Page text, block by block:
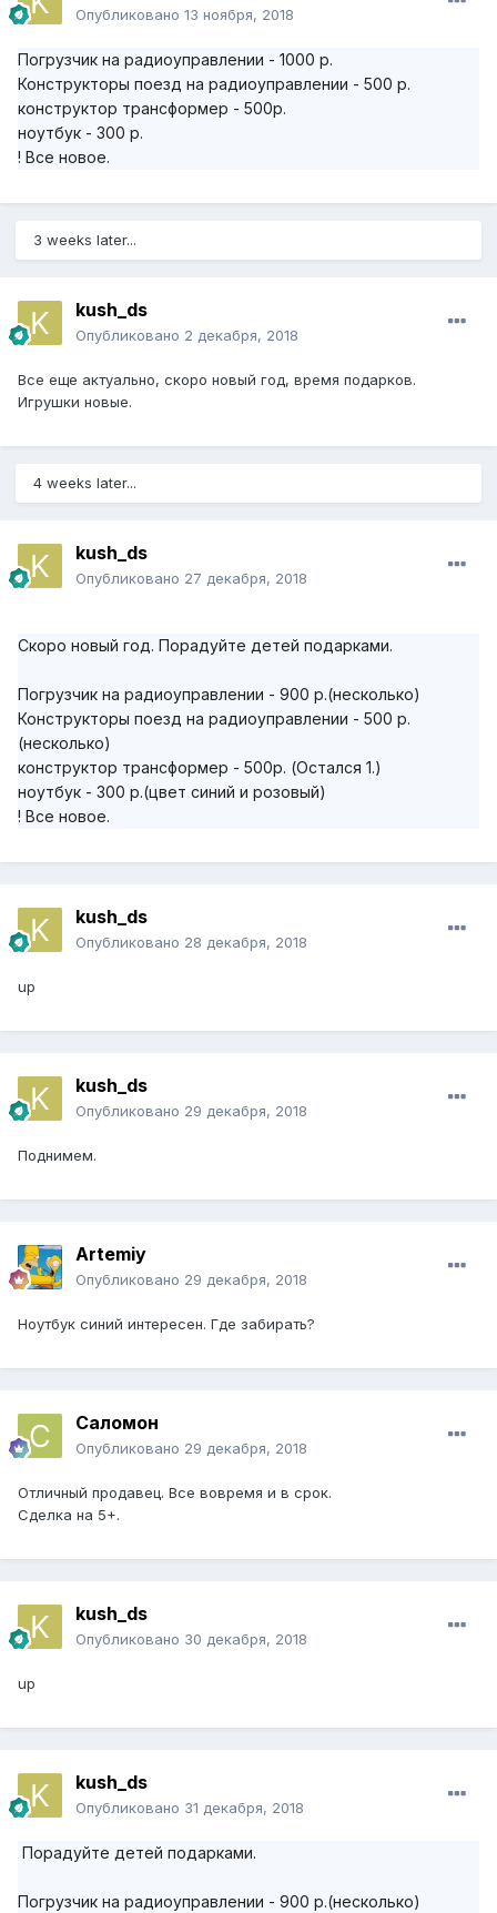
Опубликовано 13 ноября, 2018
Погрузчик на радиоуправлении - 1000 р.
Конструкторы поезд на радиоуправлении - 500 р.
конструктор трансформер - 500р.
ноутбук - 300 р.
! Все новое.
3 weeks later...
kush_ds
Опубликовано 2 декабря, 2018
Все еще актуально, скоро новый год, время подарков.
Игрушки новые.
4 weeks later...
kush_ds
Опубликовано 27 декабря, 2018
Скоро новый год. Порадуйте детей подарками.
Погрузчик на радиоуправлении - 900 р.(несколько)
Конструкторы поезд на радиоуправлении - 500 р.
(несколько)
конструктор трансформер - 500р. (Остался 1.)
ноутбук - 300 р.(цвет синий и розовый)
! Все новое.
kush_ds
Опубликовано 28 декабря, 2018
up
kush_ds
Опубликовано 29 декабря, 2018
Поднимем.
Artemiy
Опубликовано 29 декабря, 2018
Ноутбук синий интересен. Где забирать?
Саломон
Опубликовано 29 декабря, 2018
Отличный продавец. Все вовремя и в срок.
Сделка на 5+.
kush_ds
Опубликовано 30 декабря, 2018
up
kush_ds
Опубликовано 31 декабря, 2018
Порадуйте детей подарками.
Погрузчик на радиоуправлении - 900 р.(несколько)